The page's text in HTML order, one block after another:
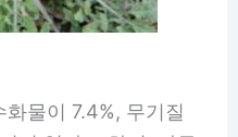
물이 7.4%, 무기질